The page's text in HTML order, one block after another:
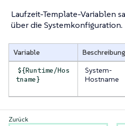
Laufzeit-Template-Variablen
über die Systemkonfiguration.
Variable Beschreibung
${Runtime/Hos
tname}
System-
Hostname